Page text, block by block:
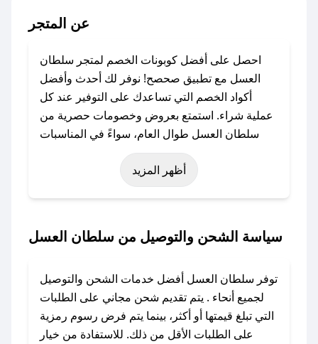
عن المتجر
احصل على أفضل كوبونات الخصم لمتجر سلطان
العسل مع تطبيق صحصح! نوفر لك أحدث وأفضل
أكواد الخصم التي تساعدك على التوفير عند كل
عملية شراء. استمتع بعروض وخصومات حصرية من
سلطان العسل طوال العام، سواءً في المناسبات
مثل عيد الفطر، عيد الأضحى، الجمعة البيضاء (شهر
نوفمبر)، رمضان، اليوم الوطني، يوم التأسيس، أو
حتى عروض خاصة أخرى.
العسل؟
كود خصم سلطان العسل. وفي حال عدم توفر
الكوبون، تواصل معنا عبر تويتر أو البريد الإلكتروني
لإضافته بسرعة.
أظهر المزيد
سياسة الشحن والتوصيل من سلطان العسل
توفر سلطان العسل أفضل خدمات الشحن والتوصيل
لجميع أنحاء . يتم تقديم شحن مجاني على الطلبات
التي تبلغ قيمتها أو أكثر، بينما يتم فرض رسوم رمزية
على الطلبات الأقل من ذلك. للاستفادة من خيار